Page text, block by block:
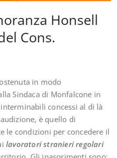
Honsell
Cons.
in modo
Sindaca di Monfalcone in
concessi al di là
è quello di
le condizioni per concedere il
lavoratori stranieri regolari